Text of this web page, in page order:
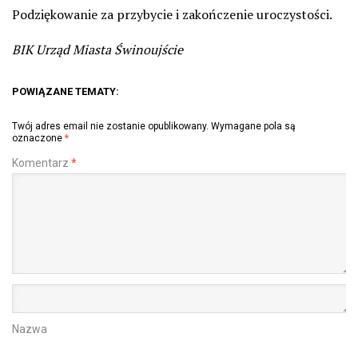
Podziękowanie za przybycie i zakończenie uroczystości.
BIK Urząd Miasta Świnoujście
POWIĄZANE TEMATY:
Twój adres email nie zostanie opublikowany. Wymagane pola są
oznaczone *
Komentarz *
Nazwa